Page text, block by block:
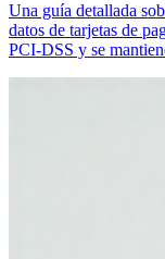
Una guía detallada
datos de tarjetas de
PCI‑DSS y se